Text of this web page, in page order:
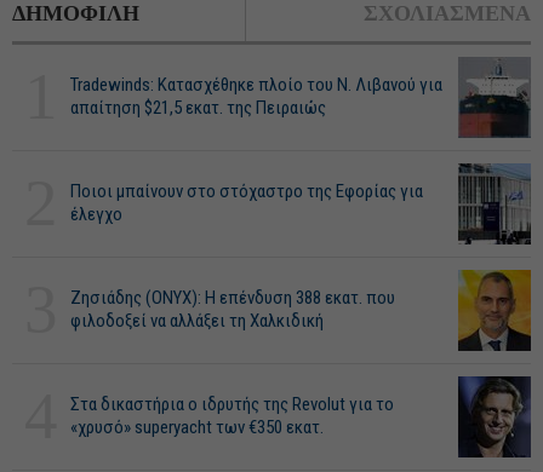
ΔΗΜΟΦΙΛΗ ΣΧΟΛΙΑΣΜΕΝΑ
Tradewinds: Κατασχέθηκε πλοίο του Ν. Λιβανού για
απαίτηση $21,5 εκατ. της Πειραιώς
Ποιοι μπαίνουν στο στόχαστρο της Εφορίας για
έλεγχο
Ζησιάδης (ONYX): Η επένδυση 388 εκατ. που
φιλοδοξεί να αλλάξει τη Χαλκιδική
Στα δικαστήρια ο ιδρυτής της Revolut για το
«χρυσό» superyacht των €350 εκατ.